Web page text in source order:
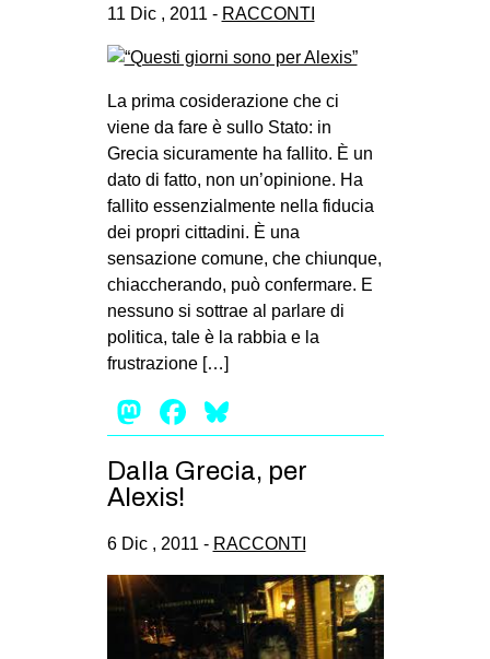
11 Dic , 2011 - RACCONTI
La prima cosiderazione che ci
viene da fare è sullo Stato: in
Grecia sicuramente ha fallito. È un
dato di fatto, non un’opinione. Ha
fallito essenzialmente nella fiducia
dei propri cittadini. È una
sensazione comune, che chiunque,
chiaccherando, può confermare. E
nessuno si sottrae al parlare di
politica, tale è la rabbia e la
frustrazione […]
Mastodon
Facebook
Dalla Grecia, per
Alexis!
6 Dic , 2011 - RACCONTI